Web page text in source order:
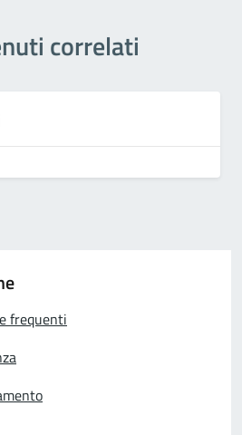
correlati
frequenti